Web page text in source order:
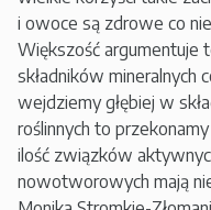
i owoce są zdrowe co
Większość argumentuje
składników mineralnych
wejdziemy głębiej w
roślinnych to
ilość związków
nowotworowych mają